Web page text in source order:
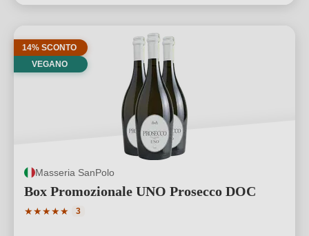
14% SCONTO
VEGANO
Masseria SanPolo
Box Promozionale UNO Prosecco DOC
★★★★★
Valutazione media di 5 su 5 stelle
3